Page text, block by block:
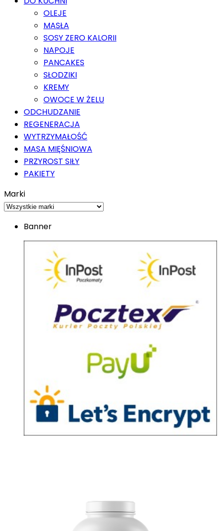
OLEJE
MASŁA
SOSY ZERO KALORII
NAPOJE
PANCAKES
SŁODZIKI
KREMY
OWOCE W ŻELU
ODCHUDZANIE
REGENERACJA
WYTRZYMAŁOŚĆ
MASA MIĘŚNIOWA
PRZYROST SIŁY
PAKIETY
Marki
Banner